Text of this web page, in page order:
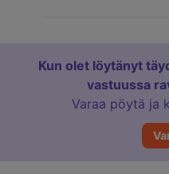
Kun olet löytänyt
vastuussa
Varaa pöytä ja